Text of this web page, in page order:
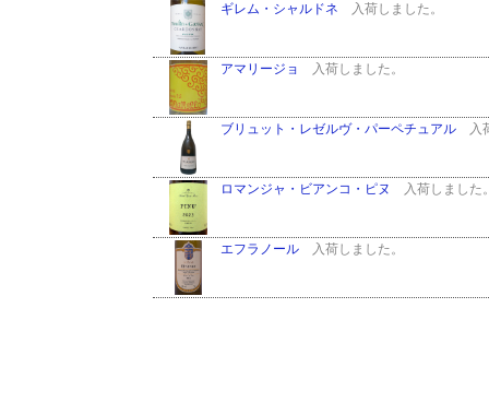
ギレム・シャルドネ 入荷しました。
アマリージョ 入荷しました。
ブリュット・レゼルヴ・パーペチュアル 入
ロマンジャ・ビアンコ・ピヌ 入荷しました
エフラノール 入荷しました。